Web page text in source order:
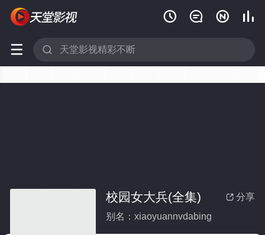
   
 
 分享
校园女大兵(全集)
别名：xiaoyuannvdabing